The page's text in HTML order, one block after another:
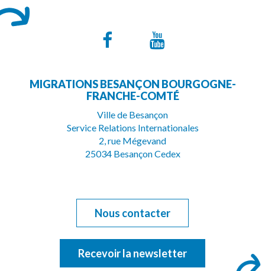
Lien
le
compte
Facebook
la
Youtube
MIGRATIONS BESANÇON BOURGOGNE-
FRANCHE-COMTÉ
Ville de Besançon
Service Relations Internationales
2, rue Mégevand
25034 Besançon Cedex
Nous contacter
Recevoir la newsletter